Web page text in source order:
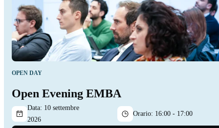
OPEN DAY
Open Evening EMBA
Data: 10 settembre
2026
Orario: 16:00 - 17:00